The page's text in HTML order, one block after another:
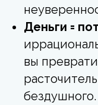
Деньги =
вы